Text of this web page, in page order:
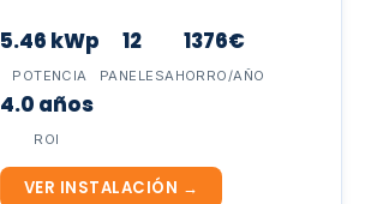
5.46 kWp
POTENCIA
12
PANELES
1376€
AHORRO/AÑO
4.0 años
ROI
VER INSTALACIÓN →